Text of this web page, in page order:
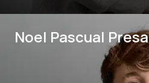
Noel Pascual Presa